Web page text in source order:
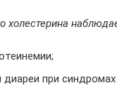
холестерина
при